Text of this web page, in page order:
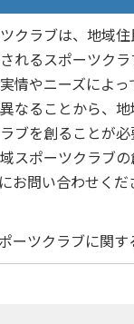
クラブは、地域
れるスポーツクラ
情やニーズによ
なることから、
ブを創ることが必
スポーツクラブ
お問い合わせくだ
ーツクラブに関す